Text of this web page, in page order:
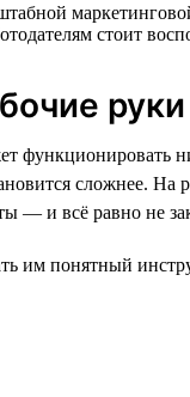
стоит
руки
сложнее.
— и всё равно не
им понятный